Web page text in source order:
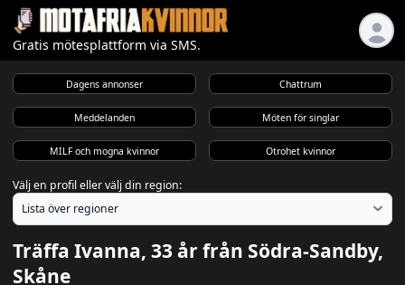
Gratis mötesplattform via SMS.
Dagens annonser Chattrum
Meddelanden Möten för singlar
MILF och mogna kvinnor Otrohet kvinnor
Välj en profil eller välj din region:
Träffa Ivanna, 33 år från Södra-Sandby,
Skåne